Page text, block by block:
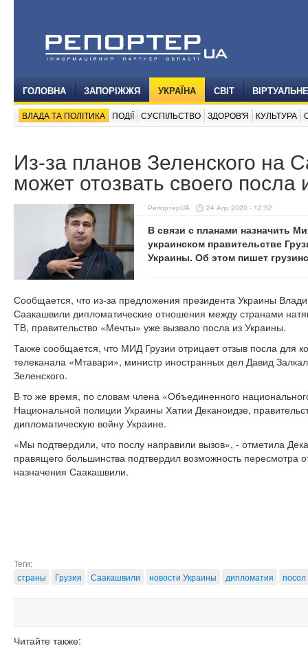
ГОЛОВНА ЗАПОРІЖЖЯ УКРАЇНА СВІТ
ВЛАДА ТА ПОЛІТИКА ПОДІЇ СУСПІЛЬСТВО ЗДОРОВ'Я КУЛЬТУРА
Из-за планов Зеленского на
может отозвать своего посла
РепортерUA 24 Апр 2020 - 12:52
В связи с планами назначить
украинском правительстве
Украины. Об этом пишет
Сообщается, что из-за предложения президента Украины
Саакашвили дипломатические отношения между странами
ТВ, правительство «Мечты» уже вызвало посла из Украины.
Также сообщается, что МИД Грузии отрицает отзыв посла для
телеканала «Мтавари», министр иностранных дел Давид
Зеленского.
В то же время, по словам члена «Объединенного
Национальной полиции Украины Хатии Деканоидзе,
дипломатическую войну Украине.
«Мы подтвердили, что послу направили вызов», - отметила
правящего большинства подтвердил возможность пересмотра
назначения Саакашвили.
Теги:
страны
Грузия Саакашвили новости Украины дипломатия посол
Читайте также: